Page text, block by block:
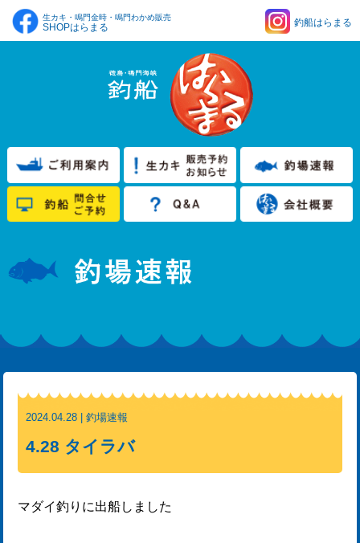
生カキ・鳴門金時・鳴門わかめ販売
SHOPはらまる 釣船はらまる
2024.04.28 | 釣場速報
4.28 タイラバ
マダイ釣りに出船しました